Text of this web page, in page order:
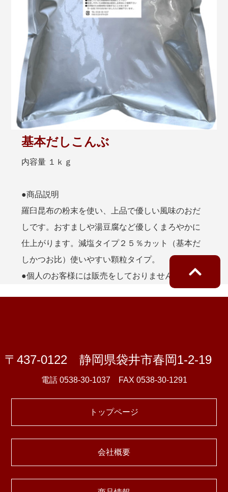
基本だしこんぶ
内容量 １ｋｇ
●商品説明
羅臼昆布の粉末を使い、上品で優しい風味のおだ
しです。おすましや湯豆腐など優しくまろやかに
仕上がります。減塩タイプ２５％カット（基本だ
しかつお比）使いやすい顆粒タイプ。
●個人のお客様には販売をしておりません。
トップページ
会社概要
〒437-0122 静岡県袋井市春岡1-2-19
電話 0538-30-1037 FAX 0538-30-1291